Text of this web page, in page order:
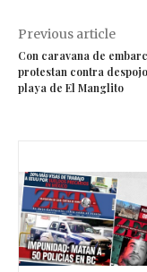
Previous article
Con caravana de
protestan contra
playa de El Manglito